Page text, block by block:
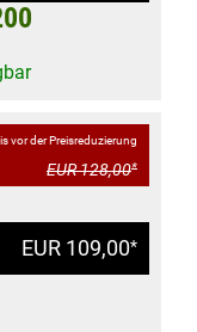
vor der Preisreduzierung
EUR 128,00*
EUR 109,00*